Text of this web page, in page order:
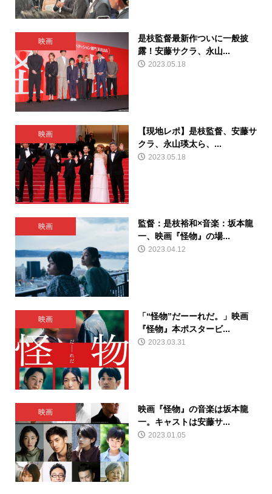
映画
是枝監督最新作ついに一般披
露！安藤サクラ、永山...
2023.05.18
映画
【現地レポ】是枝監督、安藤サ
クラ、永山瑛太ら、...
2023.05.18
映画
監督：是枝裕和×音楽：坂本龍
一、映画『怪物』の場...
2023.04.12
映画
「“怪物”だーーれだ。」映画
『怪物』本ポスタービ...
2023.03.31
映画
映画『怪物』の音楽は坂本龍
一。キャストは安藤サ...
2023.01.05